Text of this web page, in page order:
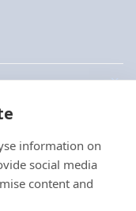
information on
social media
content and